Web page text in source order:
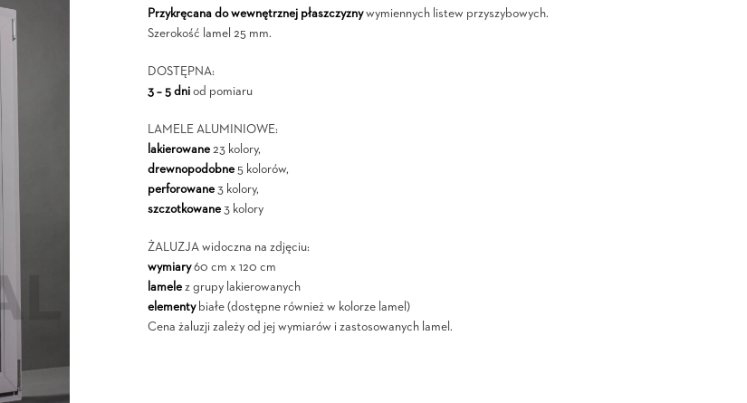
Przykręcana do wewnętrznej płaszczyznywymiennych listew przyszybowych.
Szerokość lamel 25 mm.
DOSTĘPNA:
3 – 5 dni od pomiaru
LAMELE ALUMINIOWE:
lakierowane 23 kolory,
drewnopodobne 5 kolorów,
perforowane 3 kolory,
szczotkowane 3 kolory
ŻALUZJA widoczna na zdjęciu:
wymiary60 cm x 120 cm
lamele z grupy lakierowanych
elementybiałe (dostępne również w kolorze lamel)
Cena żaluzji zależy od jej wymiarów i zastosowanych lamel.